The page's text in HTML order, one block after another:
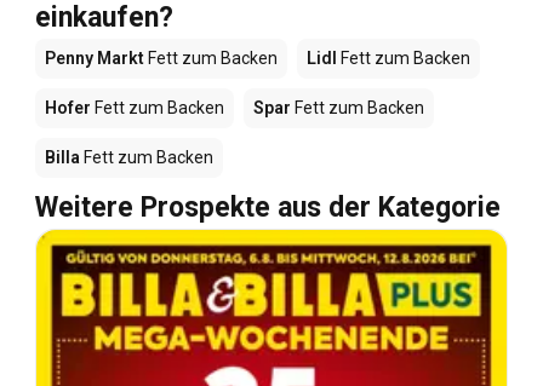
einkaufen?
Penny Markt Fett zum Backen Lidl Fett zum Backen
Hofer Fett zum Backen Spar Fett zum Backen
Billa Fett zum Backen
Weitere Prospekte aus der Kategorie